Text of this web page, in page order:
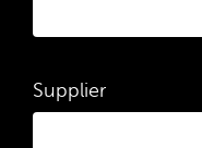
Supplier